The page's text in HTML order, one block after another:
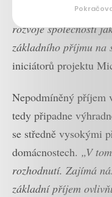
není nouzovou
rozvoje společnosti
základního příjmu na
iniciátorů projektu
Nepodmíněný příjem
tedy připadne
se středně vysokými
domácnostech. „V
rozhodnutí. Zajímá
základní příjem